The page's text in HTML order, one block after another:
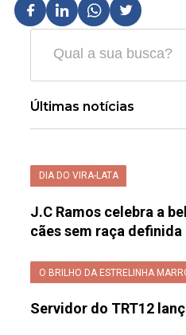
Últimas notícias
DIA DO VIRA-LATA
J.C Ramos celebra a
cães sem raça definida
O BRILHO DA ESTRELINHA
Servidor do TRT12